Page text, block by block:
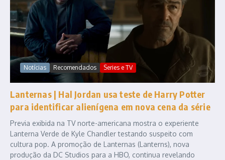
Notícias Recomendados Series e TV
Lanternas | Hal Jordan usa teste de Harry Potter
para identificar alienígena em nova cena da série
Previa exibida na TV norte-americana mostra o experiente
Lanterna Verde de Kyle Chandler testando suspeito com
cultura pop. A promoção de Lanternas (Lanterns), nova
produção da DC Studios para a HBO, continua revelando